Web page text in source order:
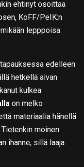
ehtinyt osoittaa
KoFF/PeIK:n
lepppoisa
edelleen
hetkellä aivan
kulkea
on melko
materiaalia hänellä
moinen
ihanne, sillä laaja